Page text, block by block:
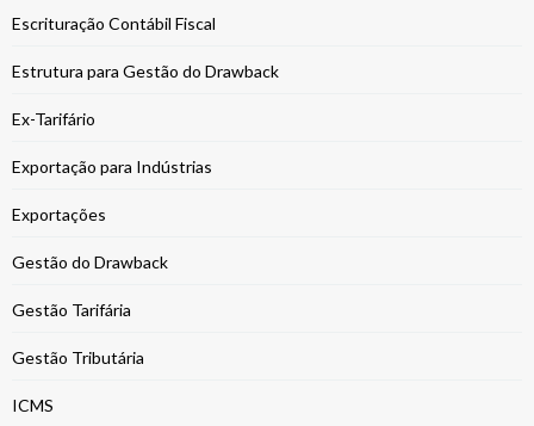
Escrituração Contábil Fiscal
Estrutura para Gestão do Drawback
Ex-Tarifário
Exportação para Indústrias
Exportações
Gestão do Drawback
Gestão Tarifária
Gestão Tributária
ICMS